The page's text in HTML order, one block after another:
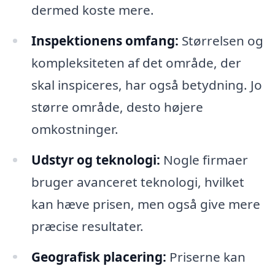
dermed koste mere.
Inspektionens omfang: Størrelsen og
kompleksiteten af det område, der
skal inspiceres, har også betydning. Jo
større område, desto højere
omkostninger.
Udstyr og teknologi: Nogle firmaer
bruger avanceret teknologi, hvilket
kan hæve prisen, men også give mere
præcise resultater.
Geografisk placering: Priserne kan